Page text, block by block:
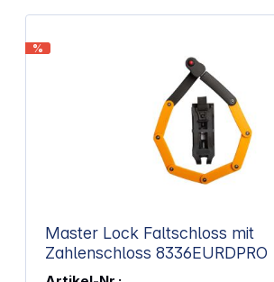
%
Master Lock Faltschloss mit
Zahlenschloss 8336EURDPRO